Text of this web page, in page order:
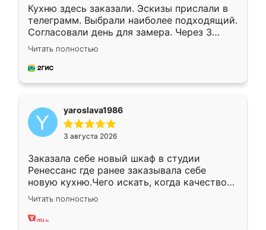
Кухню здесь заказали. Эскизы прислали в
телеграмм. Выбрали наиболее подходящий.
Согласовали день для замера. Через 3
недели кухня была уже готова. Остались
довольны работой. Спасибо Ренессанс
мебель за качественную работу!
Читать полностью
yaroslava1986
3 августа 2026
Заказала себе новый шкаф в студии
Ренессанс где ранее заказывала себе
новую кухню.Чего искать, когда качеством
вполне довольна. Служит кухня уже почти
два года, нареканий нет.
Читать полностью